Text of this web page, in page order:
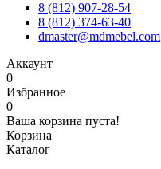
8 (812) 907-28-54
8 (812) 374-63-40
dmaster@mdmebel.com
Аккаунт
0
Избранное
0
Ваша корзина пуста!
Корзина
Каталог